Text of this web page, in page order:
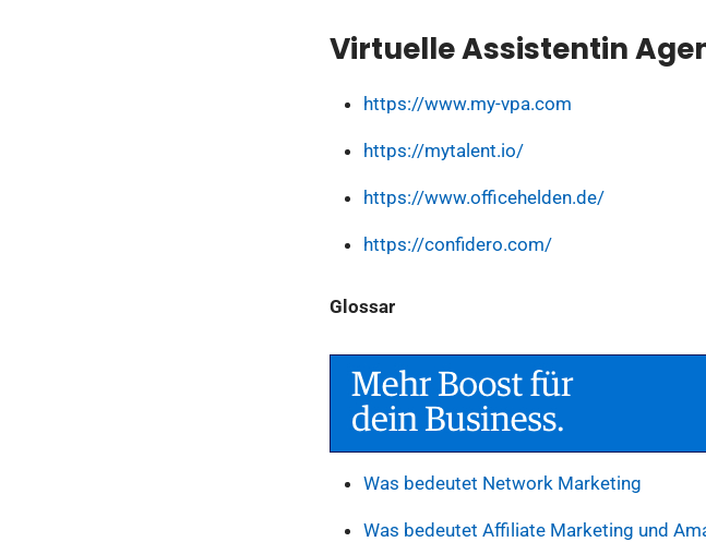
Virtuelle Assistentin
https://www.my-vpa.com
https://mytalent.io/
https://www.officehelden.de/
https://confidero.com/
Glossar
Was bedeutet Network Marketing
Was bedeutet Affiliate Marketing und